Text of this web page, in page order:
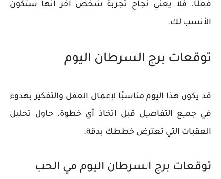
فعلًا. فلا يعني نجاح تجربة شخص آخر أنها ستكون
الأنسب لك.
توقعات برج السرطان اليوم
قد يكون هذا اليوم مناسبًا لإعمال العقل والتفكير بهدوء
في جميع التفاصيل قبل اتخاذ أي خطوة. حاول تحليل
العقبات التي تعترض خططك بدقة.
توقعات برج السرطان اليوم في الحب